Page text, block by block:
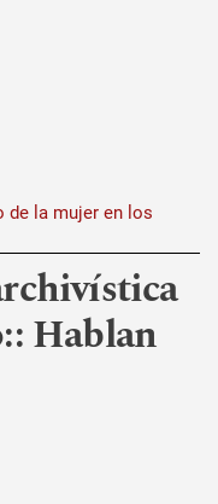
de la mujer en los
Hablan